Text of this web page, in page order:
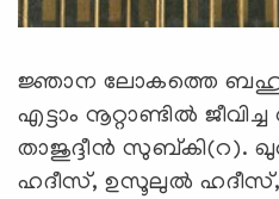
ജ്ഞാന ലോകത്തെ
എട്ടാം നൂറ്റാണ്ടിൽ
താജുദ്ദീൻ സുബ്കി(റ).
ഹദീസ്, ഉസൂലുൽ